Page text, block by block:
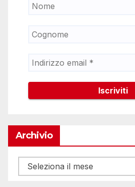
Archivio
Archivio